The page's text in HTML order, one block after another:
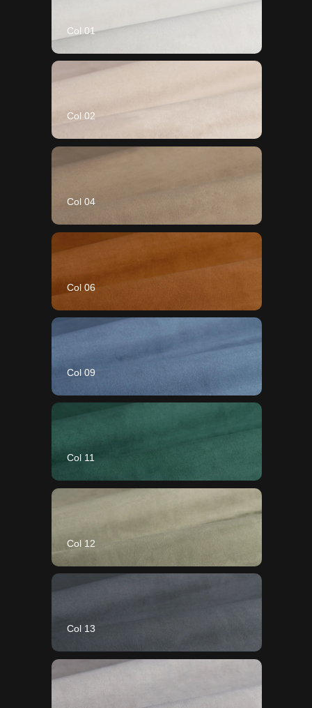
Col 01
Col 02
Col 04
Col 06
Col 09
Col 11
Col 12
Col 13